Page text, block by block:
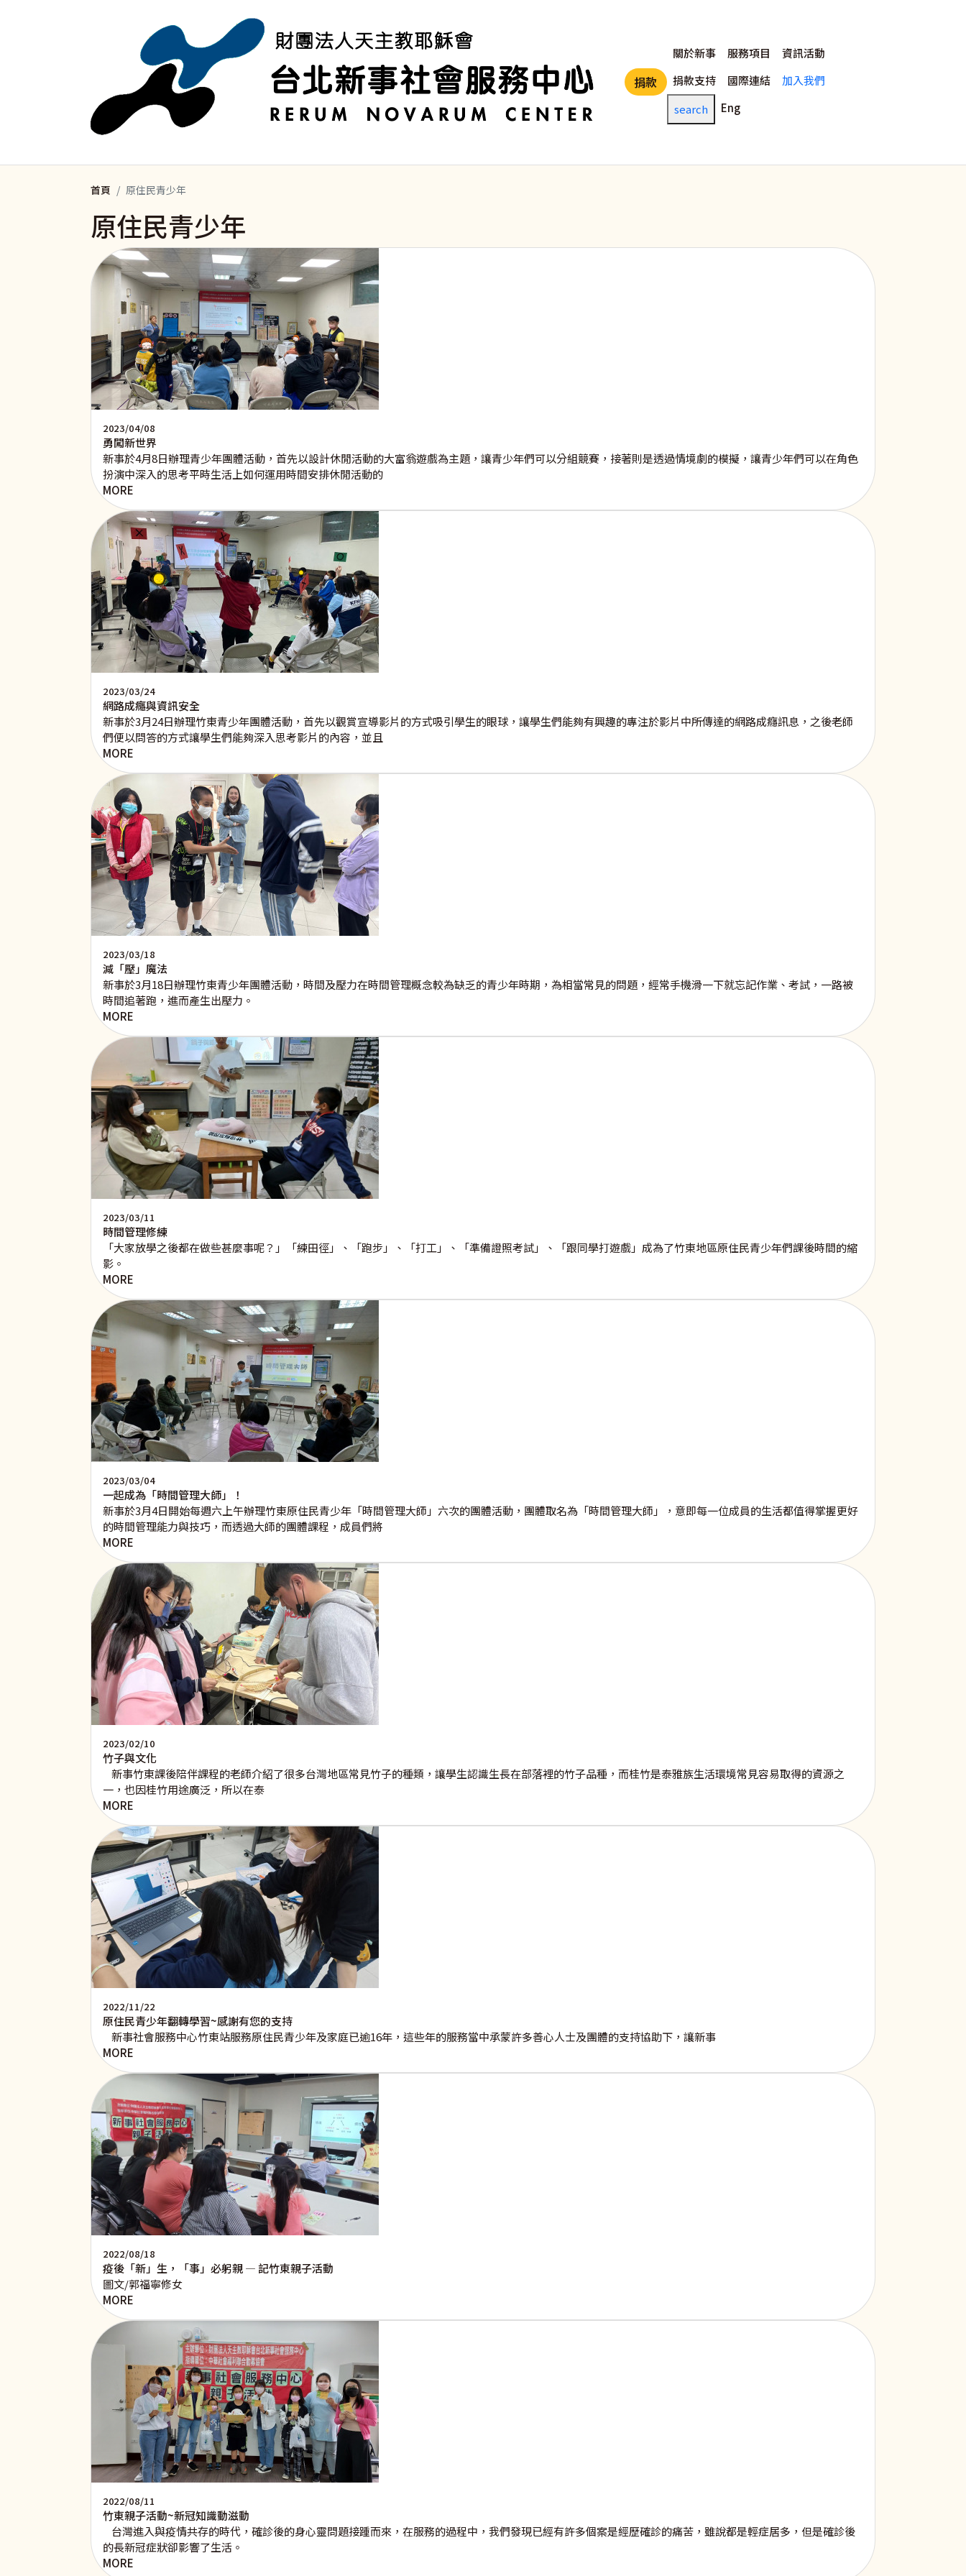
捐款
主選單
關於新事 服務項目
資訊活動
捐款支持
國際連結
加入我們
search
Eng
首頁 原住民青少年
原住民青少年
2023/04/08
勇闖新世界
新事於4月8日辦理青少年團體活動，首先以設計休閒活動的大富翁遊戲為主題，讓青少年們可以分組競賽，接著則是透過情境劇的模擬，讓青少年們可以在角色
扮演中深入的思考平時生活上如何運用時間安排休閒活動的
MORE
2023/03/24
網路成癮與資訊安全
新事於3月24日辦理竹東青少年團體活動，首先以觀賞宣導影片的方式吸引學生的眼球，讓學生們能夠有興趣的專注於影片中所傳達的網路成癮訊息，之後老師
們便以問答的方式讓學生們能夠深入思考影片的內容，並且
MORE
2023/03/18
減「壓」魔法
新事於3月18日辦理竹東青少年團體活動，時間及壓力在時間管理概念較為缺乏的青少年時期，為相當常見的問題，經常手機滑一下就忘記作業、考試，一路被
時間追著跑，進而產生出壓力。
MORE
2023/03/11
時間管理修練
「大家放學之後都在做些甚麼事呢？」「練田徑」、「跑步」、「打工」、「準備證照考試」、「跟同學打遊戲」成為了竹東地區原住民青少年們課後時間的縮
影。
MORE
2023/03/04
一起成為「時間管理大師」！
新事於3月4日開始每週六上午辦理竹東原住民青少年「時間管理大師」六次的團體活動，團體取名為「時間管理大師」，意即每一位成員的生活都值得掌握更好
的時間管理能力與技巧，而透過大師的團體課程，成員們將
MORE
2023/02/10
竹子與文化
新事竹東課後陪伴課程的老師介紹了很多台灣地區常見竹子的種類，讓學生認識生長在部落裡的竹子品種，而桂竹是泰雅族生活環境常見容易取得的資源之
一，也因桂竹用途廣泛，所以在泰
MORE
2022/11/22
原住民青少年翻轉學習~感謝有您的支持
新事社會服務中心竹東站服務原住民青少年及家庭已逾16年，這些年的服務當中承蒙許多善心人士及團體的支持協助下，讓新事
MORE
2022/08/18
疫後「新」生，「事」必躬親 — 記竹東親子活動
圖文/郭福寧修女
MORE
2022/08/11
竹東親子活動~新冠知識動滋動
台灣進入與疫情共存的時代，確診後的身心靈問題接踵而來，在服務的過程中，我們發現已經有許多個案是經歷確診的痛苦，雖說都是輕症居多，但是確診後
的長新冠症狀卻影響了生活。
MORE